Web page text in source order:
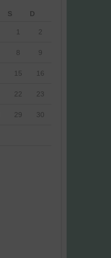
S D
1 2
8 9
15 16
22 23
29 30